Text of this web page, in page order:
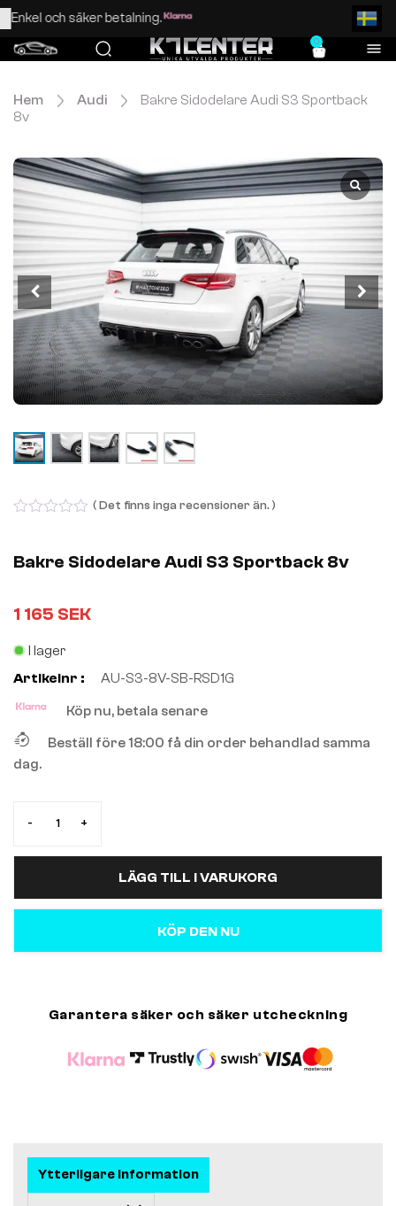
Enkel och säker betalning.
0
Hem Audi
Bakre Sidodelare Audi S3 Sportback
8v
of
5
( Det finns inga recensioner än. )
Bakre Sidodelare Audi S3 Sportback 8v
1 165 SEK
I lager
Artikelnr :
AU-S3-8V-SB-RSD1G
Köp nu, betala senare
Beställ före 18:00 få din order behandlad samma
dag.
- +
LÄGG TILL I VARUKORG
KÖP DEN NU
Garantera säker och säker utcheckning
Ytterligare information